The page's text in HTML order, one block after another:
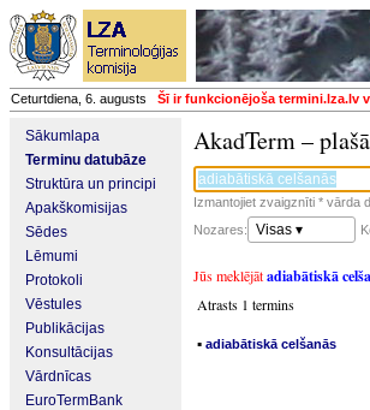
Ceturtdiena, 6. augusts Šī ir funkcionējoša termini.lza.lv
Sākumlapa
Terminu datubāze
Struktūra un principi
Apakškomisijas
Sēdes
Lēmumi
Protokoli
Vēstules
Publikācijas
Konsultācijas
Vārdnīcas
EuroTermBank
AkadTerm –
Izmantojiet zvaigznīti * vārda
Nozares:
Visas ▾
Jūs meklējātadiabātiskā
Atrasts 1 termins
▪ adiabātiskā celšanās